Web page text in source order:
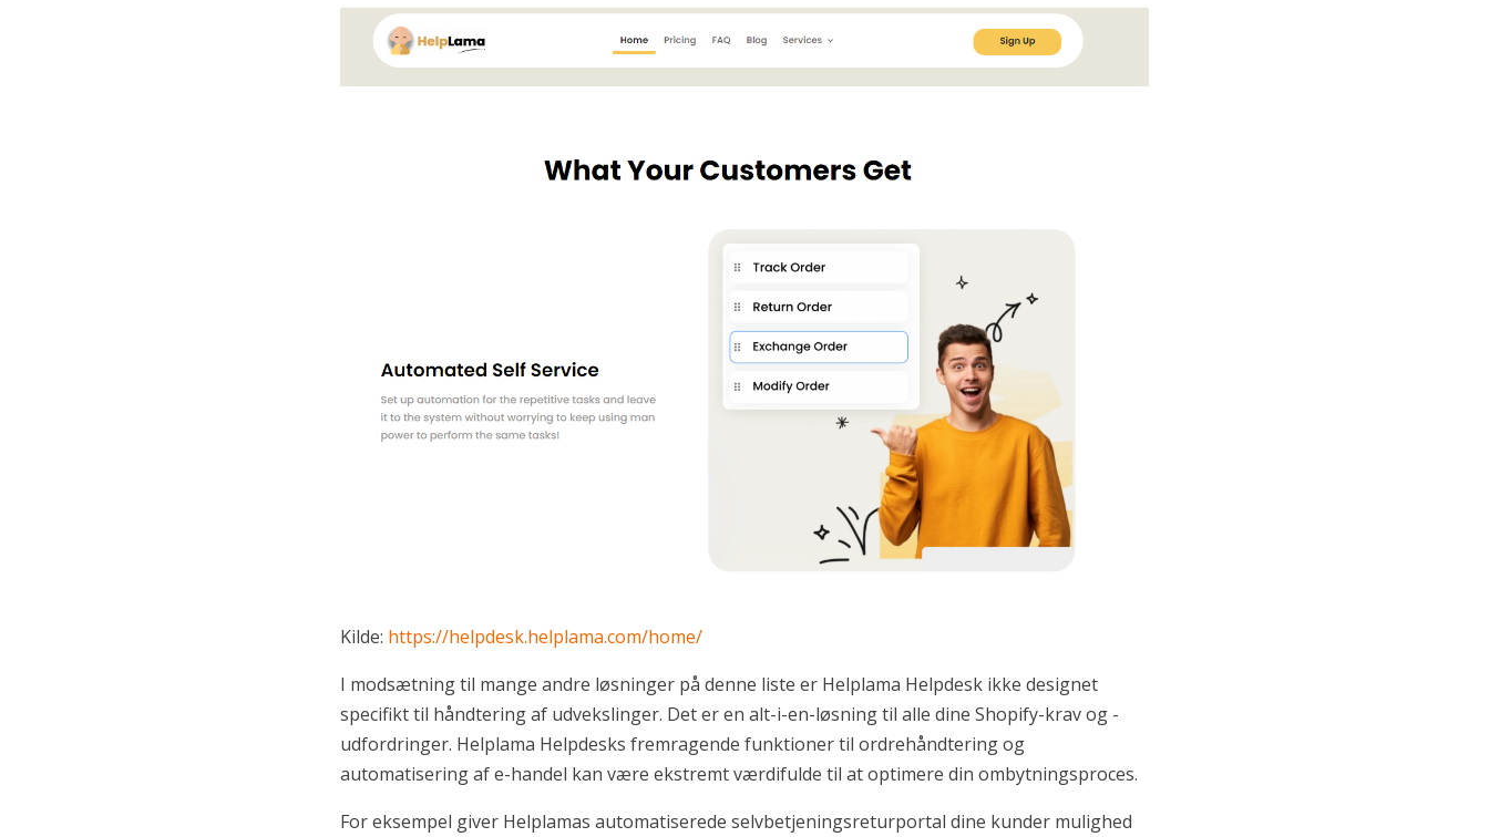
Kilde: https://helpdesk.helplama.com/home/
I modsætning til mange andre løsninger på denne liste er Helplama Helpdesk ikke designet
specifikt til håndtering af udvekslinger. Det er en alt-i-en-løsning til alle dine Shopify-krav og -
udfordringer. Helplama Helpdesks fremragende funktioner til ordrehåndtering og
automatisering af e-handel kan være ekstremt værdifulde til at optimere din ombytningsproces.
For eksempel giver Helplamas automatiserede selvbetjeningsreturportal dine kunder mulighed